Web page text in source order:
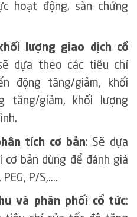
hoạt động, sàn chứng
lượng giao dịch cổ
dựa theo các tiêu chí
động tăng/giảm, khối
tăng/giảm, khối lượng
tích cơ bản: Sẽ dựa
bản dùng để đánh giá
P/S,….
và phân phối cổ tức: